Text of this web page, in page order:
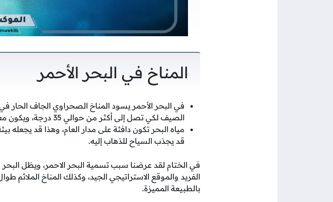
المناخ في البحر الأحمر
في البحر الأحمر يسود المناخ الصحراوي الجاف الحار
الصيف لكي تصل إلى أكثر من حوالي 35 درجة، ويكون معتدل في الشتاء.
مياه البحر تكون دافئة على مدار العام، وهذا قد يجعله
قد يجذب السياح للذهاب إليه.
في الختام لقد عرضنا سبب تسمية البحر الاحمر، ويظل البحر
الفريد والموقع الاستراتيجي الجيد، وكذلك المناخ الملائم
بالطبيعة المميزة.